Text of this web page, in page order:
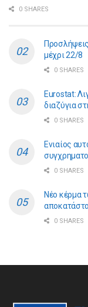
0 SHARES
μέχρι 22/8
0 SHARES
Eurostat:
διαζύγια
0 SHARES
Ενιαίος
0 SHARES
Νέο κέρμα
0 SHARES